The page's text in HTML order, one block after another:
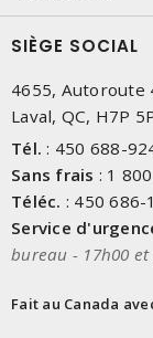
SIÈGE SOCIAL
4655, Autoroute
Laval, QC, H7P
Tél. : 450 688-
Sans frais : 1
Téléc. : 450 686-
Service
bureau - 17h00
Fait au Canada